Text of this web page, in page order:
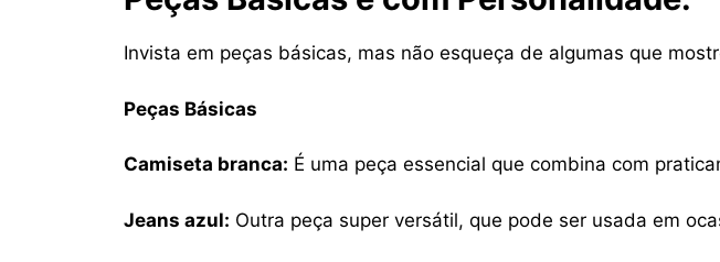
Invista em peças básicas, mas não esqueça de algumas que
Peças Básicas
Camiseta branca: É uma peça essencial que combina com
Jeans azul: Outra peça super versátil, que pode ser usada em